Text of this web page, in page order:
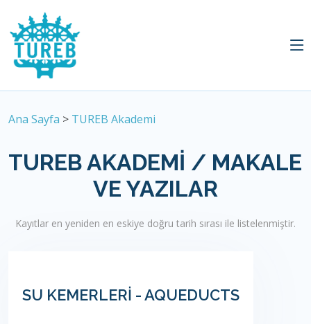
Ana Sayfa > TUREB Akademi
TUREB AKADEMI / MAKALE
VE YAZILAR
Kayıtlar en yeniden en eskiye doğru tarih sırası ile listelenmiştir.
SU KEMERLERİ - AQUEDUCTS